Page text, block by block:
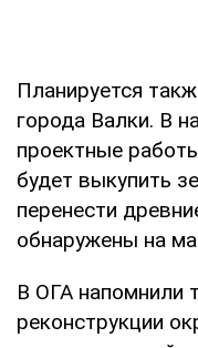
Планируется
города Валки. В
проектные
будет выкупить
перенести
обнаружены на
В ОГА напомнили
реконструкции